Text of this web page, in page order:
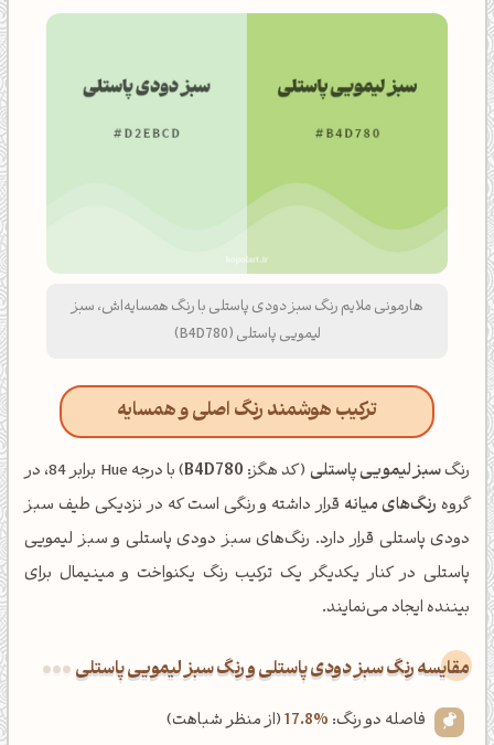
هارمونی ملایم رنگ سبز دودی پاستلی با رنگ همسایه‌اش، سبز
لیمویی پاستلی (B4D780)
ترکیب هوشمند رنگ اصلی و همسایه
رنگسبز لیمویی پاستلی (کد هگز: B4D780
) با درجه Hue برابر 84، در
گروه رنگ‌های میانه قرار داشته و رنگی است که در نزدیکی طیف سبز
دودی پاستلی قرار دارد. رنگ‌های سبز دودی پاستلی و سبز لیمویی
پاستلی در کنار یکدیگر یک ترکیب رنگ یکنواخت و مینیمال برای
بیننده ایجاد می‌نمایند.
‌مقایسه رنگ سبز دودی پاستلی و رنگ سبز لیمویی پاستلی
فاصله دو رنگ: 17.8%(از منظر شباهت)